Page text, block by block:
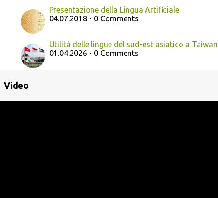
Presentazione della Lingua Artificiale
04.07.2018 - 0 Comments
Utilità delle lingue del sud-est asiatico a Taiwan
01.04.2026 - 0 Comments
Video